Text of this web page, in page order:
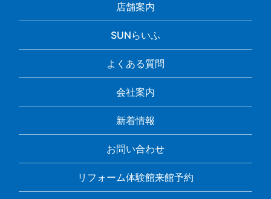
店舗案内
SUNらいふ
よくある質問
会社案内
新着情報
お問い合わせ
リフォーム体験館来館予約